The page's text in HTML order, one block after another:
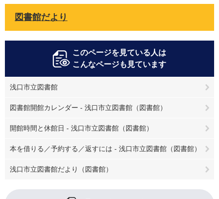
図書館だより
このページを見ている人は
こんなページも見ています
浅口市立図書館
図書館開館カレンダー - 浅口市立図書館（図書館）
開館時間と休館日 - 浅口市立図書館（図書館）
本を借りる／予約する／返すには - 浅口市立図書館（図書館）
浅口市立図書館だより（図書館）